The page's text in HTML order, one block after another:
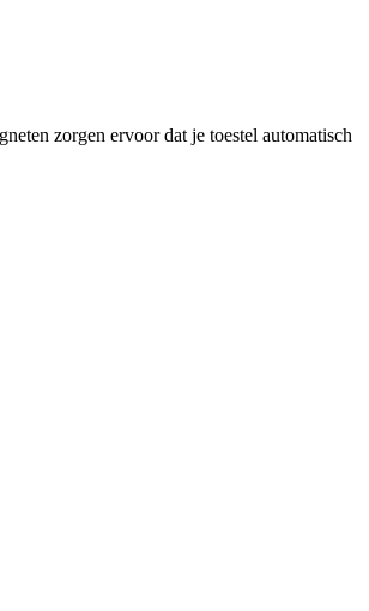
zorgen ervoor dat je toestel automatisch